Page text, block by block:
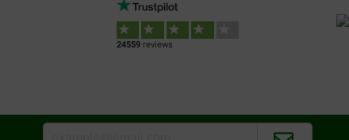
wendy wessels
24559reviews